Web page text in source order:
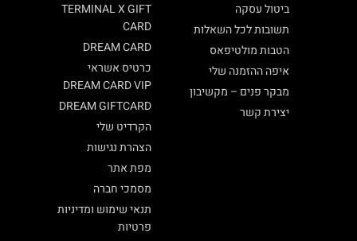
TERMINAL X GIFT
CARD
DREAM CARD
כרטיס אשראי
DREAM CARD VIP
DREAM GIFTCARD
הקרדיט שלי
הצהרת נגישות
מפת אתר
מסמכי חברה
תנאי שימוש ומדיניות
פרטיות
ביטול עסקה
תשובות לכל השאלות
הטבות מולטיפאס
איפה ההזמנה שלי
מבקר פנים – מקשיבון
יצירת קשר